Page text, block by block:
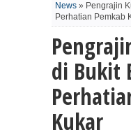
News » Pengrajin
Perhatian Pemkab
di Bukit
Kukar